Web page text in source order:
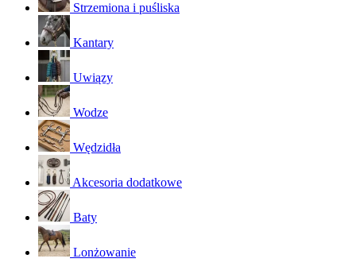
Strzemiona i puśliska
Kantary
Uwiązy
Wodze
Wędzidła
Akcesoria dodatkowe
Baty
Lonżowanie